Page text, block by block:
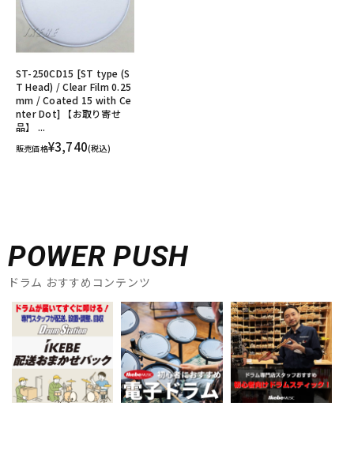
ST-250CD15 [ST type (S
T Head) / Clear Film 0.25
mm / Coated 15 with Ce
nter Dot] 【お取り寄せ
品】 ...
販売価格¥3,740(税込)
POWER PUSH
ドラム おすすめコンテンツ